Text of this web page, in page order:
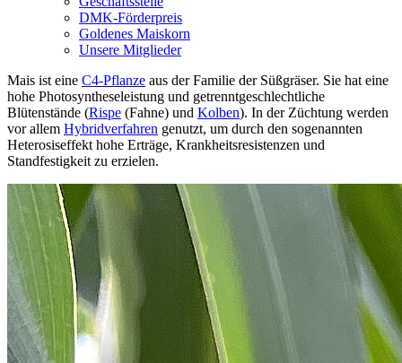
DMK-Förderpreis
Goldenes Maiskorn
Unsere Mitglieder
Mais ist eine C4-Pflanze aus der Familie der Süßgräser. Sie hat eine
hohe Photosyntheseleistung und getrenntgeschlechtliche
Blütenstände (Rispe (Fahne) und Kolben). In der Züchtung werden
vor allem Hybridverfahren genutzt, um durch den sogenannten
Heterosiseffekt hohe Erträge, Krankheitsresistenzen und
Standfestigkeit zu erzielen.